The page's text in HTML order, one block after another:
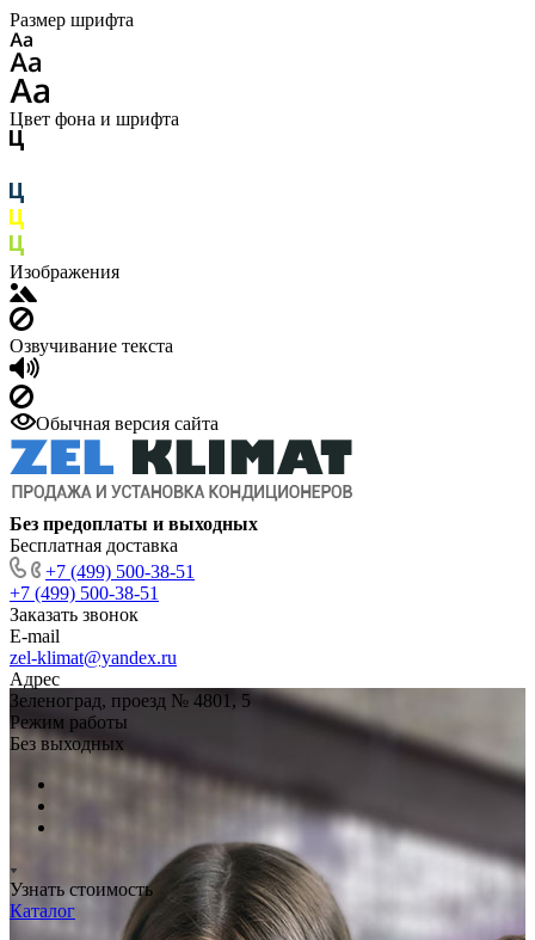
Размер шрифта
Цвет фона и шрифта
Изображения
Озвучивание текста
Обычная версия сайта
Без предоплаты и выходных
Бесплатная доставка
+7 (499) 500-38-51
+7 (499) 500-38-51
Заказать звонок
E-mail
zel-klimat@yandex.ru
Адрес
Зеленоград, проезд № 4801, 5
Режим работы
Без выходных
Узнать стоимость
Каталог